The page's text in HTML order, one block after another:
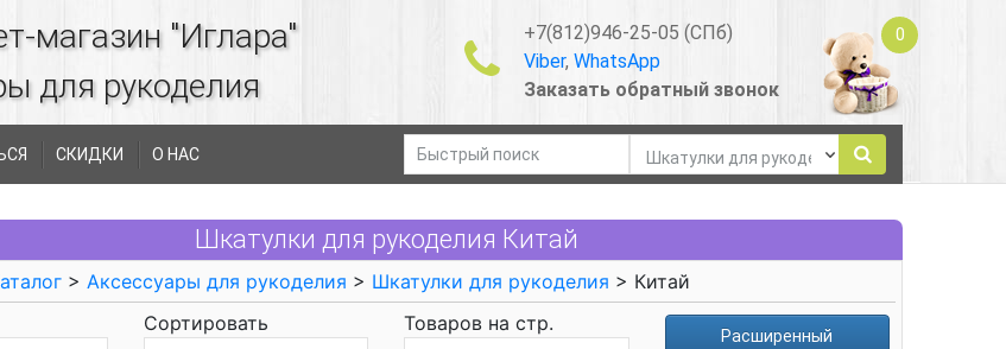
магазин "Иглара"
для рукоделия
+7(812)946-25-05 (СПб)
Viber, WhatsApp
Заказать обратный звонок
0
СКИДКИ О НАС
Шкатулки для рукоделия Китай
> Аксессуары для рукоделия > Шкатулки для рукоделия > Китай
Сортировать Товаров на стр.
Расширенный